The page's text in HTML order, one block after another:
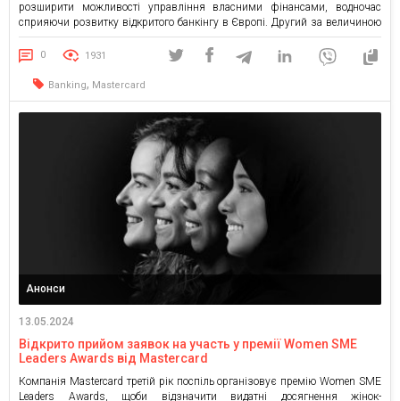
розширити можливості управління власними фінансами, водночас
сприяючи розвитку відкритого банкінгу в Європі. Другий за величиною
необанк в Європі bunq у співпраці з Mastercard надасть 12,5 млн
користувачам по всій Європі повний доступ до перегляду їхніх
0 1931
Banking, Mastercard
Анонси
13.05.2024
Відкрито прийом заявок на участь у премії Women SME
Leaders Awards від Mastercard
Компанія Mastercard третій рік поспіль організовує премію Women SME
Leaders Awards, щоби відзначити видатні досягнення жінок-